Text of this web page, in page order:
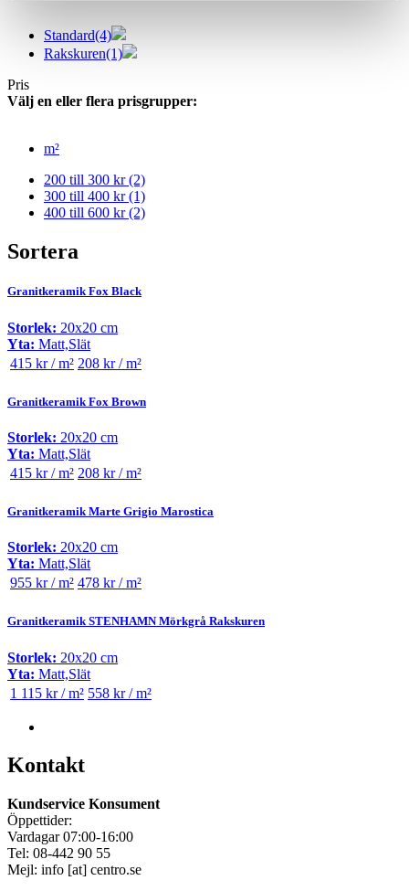
Standard(4)
Rakskuren(1)
Pris
Välj en eller flera prisgrupper:
m²
200 till 300 kr(2)
300 till 400 kr(1)
400 till 600 kr(2)
Sortera
Granitkeramik Fox Black
Storlek: 20x20 cm
Yta: Matt,Slät
415 kr / m² 208 kr / m²
Granitkeramik Fox Brown
Storlek: 20x20 cm
Yta: Matt,Slät
415 kr / m² 208 kr / m²
Granitkeramik Marte Grigio Marostica
Storlek: 20x20 cm
Yta: Matt,Slät
955 kr / m² 478 kr / m²
Granitkeramik STENHAMN Mörkgrå Rakskuren
Storlek: 20x20 cm
Yta: Matt,Slät
1 115 kr / m² 558 kr / m²
Kontakt
Kundservice Konsument
Öppettider:
Vardagar 07:00-16:00
Tel: 08-442 90 55
Mejl: info [at] centro.se